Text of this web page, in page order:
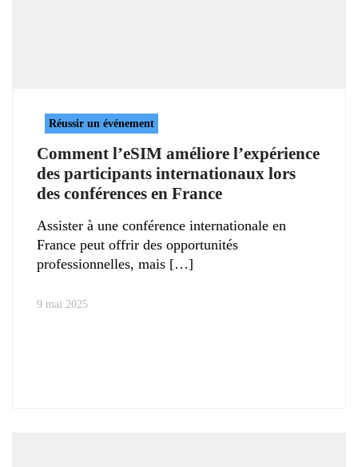
Réussir un événement
Comment l’eSIM améliore l’expérience
des participants internationaux lors
des conférences en France
Assister à une conférence internationale en
France peut offrir des opportunités
professionnelles, mais
9 mai 2025